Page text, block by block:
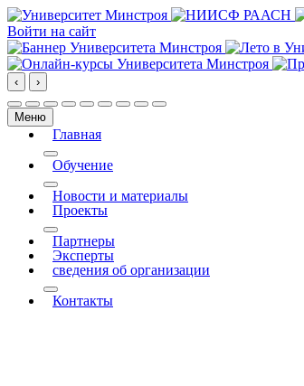
Войти на сайт
‹ ›
Меню
Главная
More about: Главная
Обучение
More about: Обучение
Новости и материалы
Проекты
More about: Проекты
Партнеры
Эксперты
сведения об организации
More about: сведения об организации
Контакты